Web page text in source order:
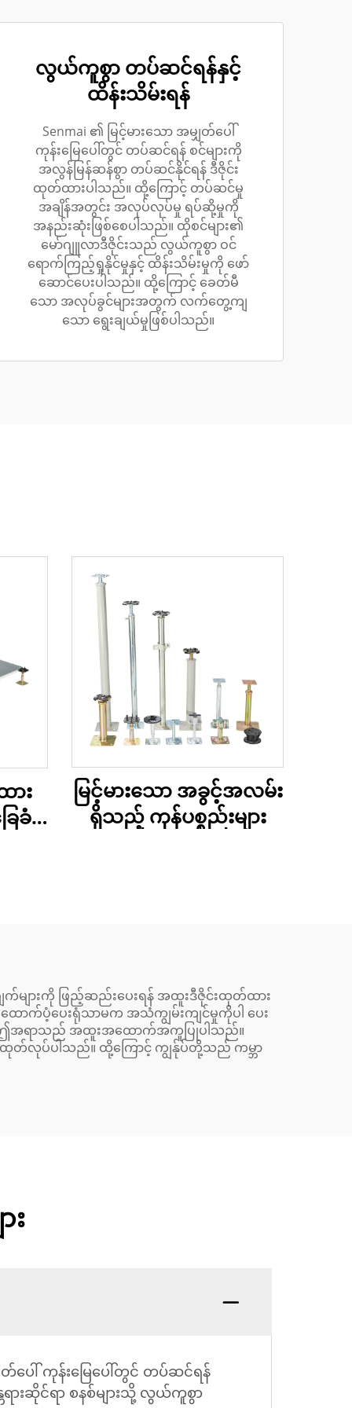
လွယ်ကူစွာ တပ်ဆင်ရန်နှင့်
ထိန်းသိမ်းရန်
Senmai ၏ မြင့်မားသော အမျှတ်ပေါ်
ကုန်းမြေပေါ်တွင် တပ်ဆင်ရန် စင်များကို
အလွန်မြန်ဆန်စွာ တပ်ဆင်နိုင်ရန် ဒီဇိုင်း
ထုတ်ထားပါသည်။ ထို့ကြောင့် တပ်ဆင်မှု
အချိန်အတွင်း အလုပ်လုပ်မှု ရပ်ဆို့မှုကို
အနည်းဆုံးဖြစ်စေပါသည်။ ထိုစင်များ၏
မော်ဂျူလာဒီဇိုင်းသည် လွယ်ကူစွာ ဝင်
ရောက်ကြည့်ရှုနိုင်မှုနှင့် ထိန်းသိမ်းမှုကို ဖော်
ဆောင်ပေးပါသည်။ ထို့ကြောင့် ခေတ်မီ
သော အလုပ်ခွင်များအတွက် လက်တွေ့ကျ
သော ရွေးချယ်မှုဖြစ်ပါသည်။
း
ခံ
မြင့်မားသော အခွင့်အလမ်း
ရှိသည့် ကုန်ပစ္စည်းများ
များကို ဖြည့်ဆည်းပေးရန် အထူးဒီဇိုင်းထုတ်ထား
ထောက်ပံ့ပေးရုံသာမက အသံကျွမ်းကျင်မှုကိုပါ ပေး
ာင့် ဤအရာသည် အထူးအထောက်အကူပြုပါသည်။
တ်လုပ်ပါသည်။ ထို့ကြောင့် ကျွန်ုပ်တို့သည် ကမ္ဘာ
း
ပေါ် ကုန်းမြေပေါ်တွင် တပ်ဆင်ရန်
ားဆိုင်ရာ စနစ်များသို့ လွယ်ကူစွာ